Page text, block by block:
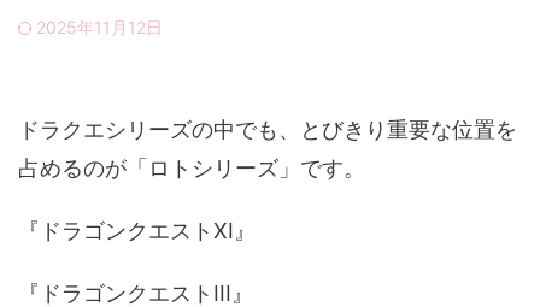
2025年11月12日
ドラクエシリーズの中でも、とびきり重要な位置を
占めるのが「ロトシリーズ」です。
『ドラゴンクエストXI』
『ドラゴンクエストIII』